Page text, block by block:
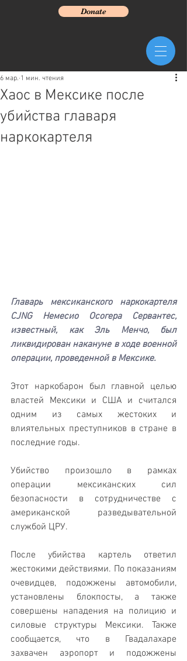
Donate
Хаос в Мексике после
убийства главаря
наркокартеля
6 мар. 1 мин. чтения
Главарь мексиканского наркокартеля
CJNG Немесио Осогера Сервантес,
известный, как Эль Менчо, был
ликвидирован накануне в ходе военной
операции, проведенной в Мексике.
Этот наркобарон был главной целью
властей Мексики и США и считался
одним из самых жестоких и
влиятельных преступников в стране в
последние годы.
Убийство произошло в рамках
операции мексиканских сил
безопасности в сотрудничестве с
американской разведывательной
службой ЦРУ.
После убийства картель ответил
жестокими действиями. По показаниям
очевидцев, подожжены автомобили,
установлены блокпосты, а также
совершены нападения на полицию и
силовые структуры Мексики. Также
сообщается, что в Гвадалахаре
захвачен аэропорт и подожжены